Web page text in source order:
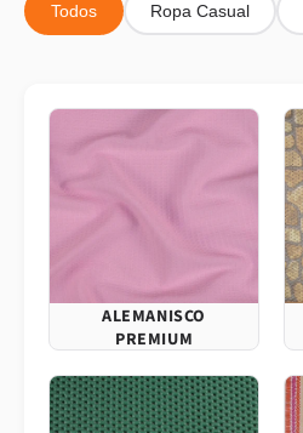
Todos Ropa Casual
ALEMANISCO
PREMIUM